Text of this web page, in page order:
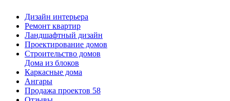
Дизайн интерьера
Ремонт квартир
Ландшафтный дизайн
Проектирование домов
Строительство домов
Дома из блоков
Каркасные дома
Ангары
Продажа проектов 58